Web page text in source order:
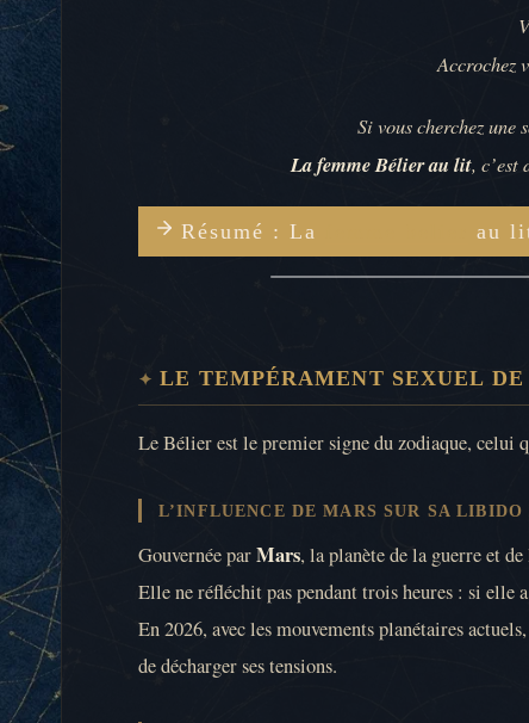
Accrochez
Si vous cherchez
La femme Bélier au lit, c’est
Résumé : La au
LE TEMPÉRAMENT SEXUEL
Le Bélier est le premier signe du zodiaque, celui
L’INFLUENCE DE MARS SUR SA LIBIDO
Gouvernée parMars, la planète de la guerre et
Elle ne réfléchit pas pendant trois heures : si elle
En 2026, avec les mouvements planétaires
de décharger ses tensions.